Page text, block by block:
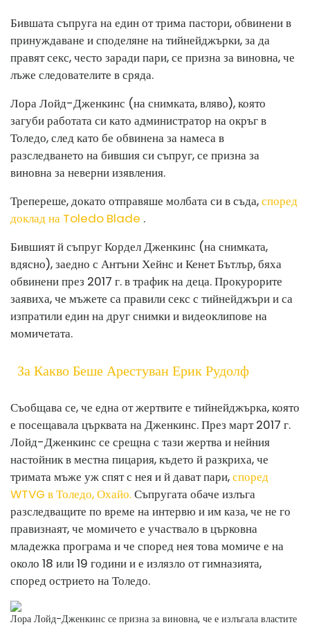
Бившата съпруга на един от трима пастори, обвинени в
принуждаване и споделяне на тийнейджърки, за да
правят секс, често заради пари, се призна за виновна, че
лъже следователите в сряда.
Лора Лойд-Дженкинс (на снимката, вляво), която
загуби работата си като администратор на окръг в
Толедо, след като бе обвинена за намеса в
разследването на бившия си съпруг, се призна за
виновна за неверни изявления.
Трепереше, докато отправяше молбата си в съда,според
доклад на Toledo Blade .
Бившият й съпруг Кордел Дженкинс (на снимката,
вдясно), заедно с Антъни Хейнс и Кенет Бътлър, бяха
обвинени през 2017 г. в трафик на деца. Прокурорите
заявиха, че мъжете са правили секс с тийнейджъри и са
изпратили един на друг снимки и видеоклипове на
момичетата.
За Какво Беше Арестуван Ерик Рудолф
Съобщава се, че една от жертвите е тийнейджърка, която
е посещавала църквата на Дженкинс. През март 2017 г.
Лойд-Дженкинс се срещна с тази жертва и нейния
настойник в местна пицария, където й разкриха, че
тримата мъже уж спят с нея и й дават пари,според
WTVG в Толедо, Охайо.Съпругата обаче излъга
разследващите по време на интервю и им каза, че не го
правизнаят, че момичето е участвало в църковна
младежка програма и че според нея това момиче е на
около 18 или 19 години и е излязло от гимназията,
според острието на Толедо.
Лора Лойд-Дженкинс се призна за виновна, че е излъгала властите